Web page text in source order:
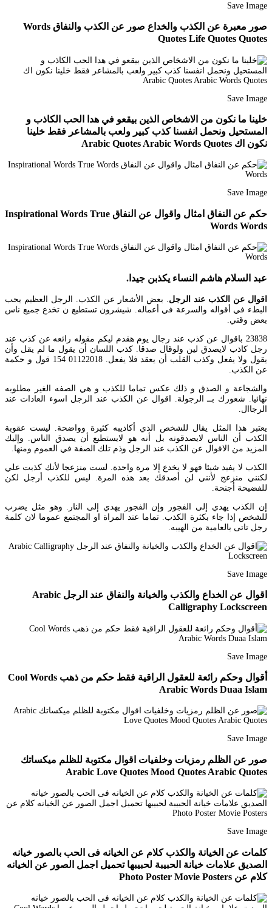
Save Image
صور معبرة عن الكذب والخداع صور عن الكذب والنفاق Words
Quotes Life Quotes Quotes
Save Image
خلينا ما نكون من الاشخاص الذين بيقعو في هدا الحب الكاذب و
المستحيل ونحمل انفسنا كذب كبير ولعب بالمشاعر فقط خلينا
نكون اك Arabic Quotes Arabic Words Quotes
Save Image
حكم عن النفاق امثال واقوال عن النفاق Inspirational Words True
Words Words
عبد السلام هاشم النساء يكذبن جيدا.
اقوال عن الكذب عند الرجل . بعض الأشعار عن الكذب. الرجل العظيم يحب
البطء في أقواله والسرعة في أعماله. شيشرون تستطيع ن تخدع جميع ناس
بعض وقتي.
23838 باقوال عن كذب عند رجال يوم هقدم ليكم مقوله رائعه عن كذب عند
رجل كاذب لايصدق لين ولوقال صدقا. كذب اللسان أن يقول ما لم يقل وأن
يقول ولا يفعل وكذب القلب أن يعقد فلا يفعل. 01122018 154 قول و حكمة
عن الكذب.
والشجاعة و الصدق و ذلك عكس تماما للكذب و هي الصفه الغير مطلوبه
نهائيا. شعورك بــ الرجولة. اقوال عن الكذب عند الرجل اسوء العادات عند
الرجاال.
يعتبر هذا المثل يقال للشخص الذي أكاذيبه كثيرة وواضحة. ليست عقوبة
الكذب أن الناس لايصدقونه بل أنه هو لايستطيع أن يصدق الناس. وإليك
المزيد من الاقوال عن الكذب عند الرجل وذم تلك الصفة في العموم ومنها.
الكذب لا يفيد شيئا فهو لا يخدع إلا مرة واحدة. لست منزعجا لأنك كذبت علي
لكنني منزعج لأنني لن أصدقك بعد هذه المرة. ليس للكذب أرجل لكن
للفضيحة أجنحة.
إن الكذب يهدي إلى الفجور وإن الفجور يهدي إلى النار. وهو مثل يضرب
للشخص إذا جاء بكثرة الكذب. تماما عند المراة او المجتمع عموما لان كلمة
رجل تاتى بالعامية من الهيبه.
Save Image
اقوال عن الخداع والكذب والخيانة والنفاق عند الرجل Arabic
Calligraphy Lockscreen
Save Image
أقوال وحكم رائعة للعقول الراقية فقط حكم من ذهب Cool Words
Arabic Words Duaa Islam
Save Image
صور عن الظلم رمزيات وخلفيات اقوال مكتوبة للظلم ميكساتك
Arabic Love Quotes Mood Quotes Arabic Quotes
Save Image
كلمات عن الخيانة والكذب كلام عن الخيانه فى الحب بالصور خيانه
الصديق علامات خيانة الحبيبة لحبيبها تحميل اجمل الصور عن الخيانه
كلام عن Photo Poster Movie Posters